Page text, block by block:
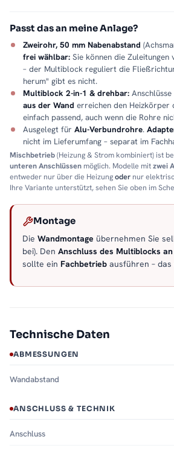
Passt das an meine Anlage?
Zweirohr, 50 mm Nabenabstand
frei wählbar: Sie können die
– der Multiblock reguliert die
herum" gibt es nicht.
Multiblock 2-in-1 & drehbar:
aus der Wand erreichen den Heizkörper
einfach passend, auch wenn die Rohre
Ausgelegt für Alu-Verbundrohre.
nicht im Lieferumfang – separat im
Mischbetrieb(Heizung & Strom kombiniert) ist
unteren Anschlüssen möglich. Modelle mitzwei
entweder nur über die Heizungoder nur
Ihre Variante unterstützt, sehen Sie oben im
Montage
Die Wandmontage übernehmen Sie
bei). Den Anschluss des Multiblocks
sollte ein Fachbetrieb ausführen –
Technische Daten
ABMESSUNGEN
Wandabstand
ANSCHLUSS & TECHNIK
Anschluss